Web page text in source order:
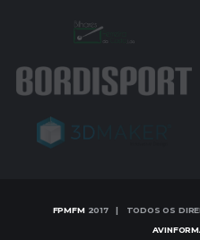
FPMFM2017 | TODOS OS